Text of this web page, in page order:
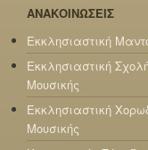
ΑΝΑΚΟΙΝΩΣΕΙΣ
Εκκλησιαστική
Εκκλησιαστική
Μουσικής
Εκκλησιαστική
Μουσικής